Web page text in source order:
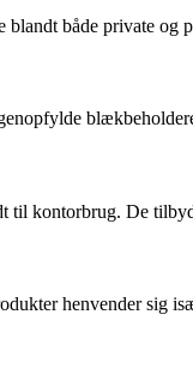
både private og
til kontorbrug. De
henvender sig